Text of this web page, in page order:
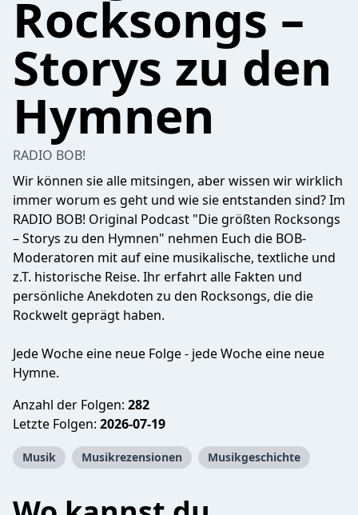
Rocksongs –
Storys zu den
Hymnen
RADIO BOB!
Wir können sie alle mitsingen, aber wissen wir wirklich
immer worum es geht und wie sie entstanden sind? Im
RADIO BOB! Original Podcast "Die größten Rocksongs
– Storys zu den Hymnen" nehmen Euch die BOB-
Moderatoren mit auf eine musikalische, textliche und
z.T. historische Reise. Ihr erfahrt alle Fakten und
persönliche Anekdoten zu den Rocksongs, die die
Rockwelt geprägt haben.
Jede Woche eine neue Folge - jede Woche eine neue
Hymne.
Anzahl der Folgen: 282
Letzte Folgen: 2026-07-19
Musik Musikrezensionen Musikgeschichte